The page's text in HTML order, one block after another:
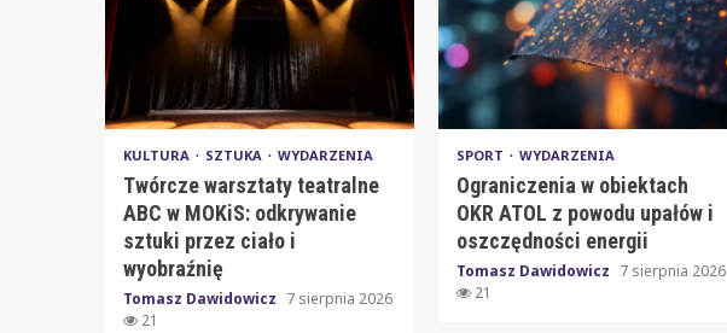
KULTURA SZTUKA WYDARZENIA
Twórcze warsztaty teatralne
ABC w MOKiS: odkrywanie
sztuki przez ciało i
wyobraźnię
Tomasz Dawidowicz 7 sierpnia 2026
21
SPORT WYDARZENIA
Ograniczenia w obiektach
OKR ATOL z powodu upałów i
oszczędności energii
Tomasz Dawidowicz 7 sierpnia 2026
21